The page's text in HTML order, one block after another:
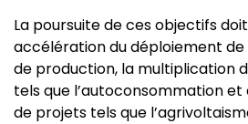
La poursuite de ces objectifs
accélération du déploiement
de production, la multiplication
tels que l’autoconsommation
de projets tels que